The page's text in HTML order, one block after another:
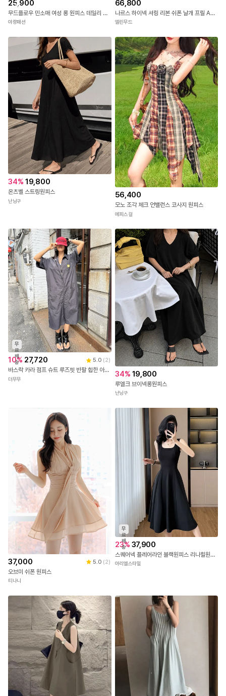
발
25,900
무드플로우 민소매 여성 롱 원피스 데일리 휴양지 여행 플레어 여름 치마
야랑패션
66,800
나르스 하이넥 셔링 리본 쉬폰 날개 프릴 A라인 롱 셀프웨딩 여신 원피스(3COLOR)
엘린무드
34% 19,800
온츠벨 스트링원피스
난닝구
56,400
모노 조각 체크 언밸런스 코사지 원피스
에피스걸
무
료
배
송
10% 27,720 5.0 (2)
바스락 카라 점프 슈트 루즈핏 반팔 힙한 아노락 룩
더무무
34% 19,800
루엘크 브이넥롱원피스
난닝구
37,000 5.0 (2)
오브미 쉬폰 원피스
티나니
무
료
배
송
23% 37,900
스퀘어넥 플레어라인 블랙원피스 리나힐원피스
아리엘스타일